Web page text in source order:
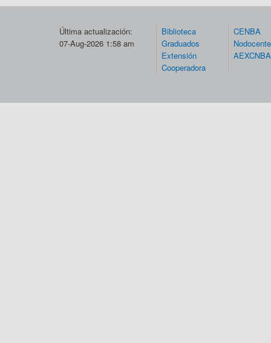
Última actualización:
07-Aug-2026 1:58 am
Biblioteca
Graduados
Extensión
Cooperadora
CENBA
AEXCNBA